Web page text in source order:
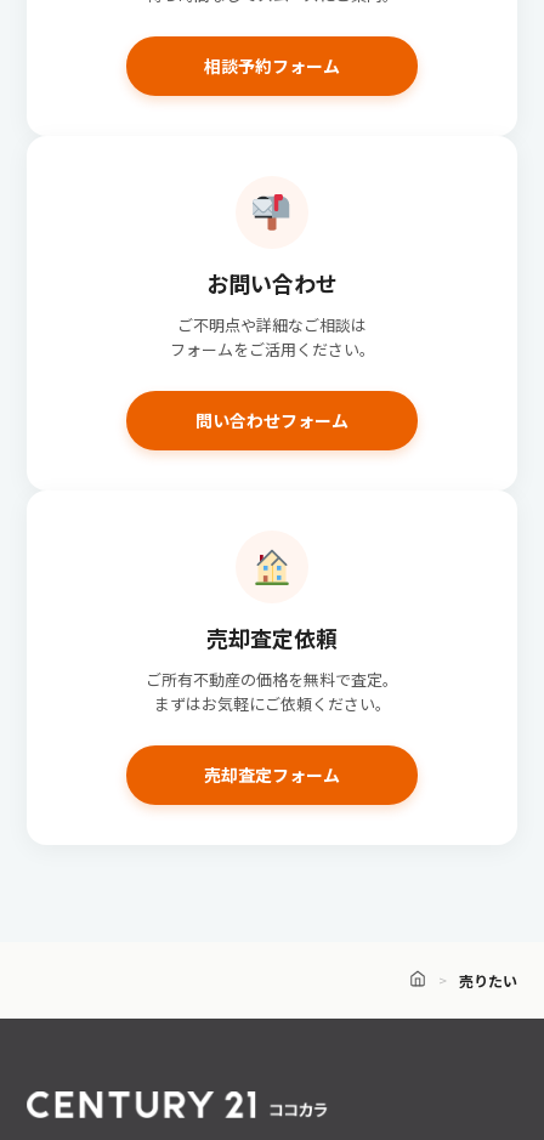
相談予約フォーム
お問い合わせ
ご不明点や詳細なご相談は
フォームをご活用ください。
問い合わせフォーム
売却査定依頼
ご所有不動産の価格を無料で査定。
まずはお気軽にご依頼ください。
売却査定フォーム
売りたい